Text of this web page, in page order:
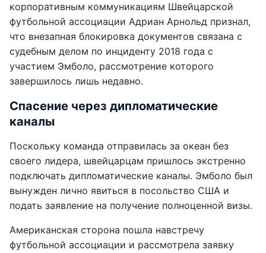
корпоративным коммуникациям Швейцарской
футбольной ассоциации Адриан Арнольд признал,
что внезапная блокировка документов связана с
судебным делом по инциденту 2018 года с
участием Эмболо, рассмотрение которого
завершилось лишь недавно.
Спасение через дипломатические
каналы
Поскольку команда отправилась за океан без
своего лидера, швейцарцам пришлось экстренно
подключать дипломатические каналы. Эмболо был
вынужден лично явиться в посольство США и
подать заявление на получение полноценной визы.
Американская сторона пошла навстречу
футбольной ассоциации и рассмотрела заявку